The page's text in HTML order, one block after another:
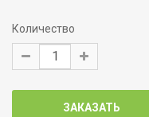
Количество